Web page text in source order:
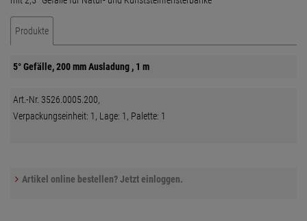
Produkte
5° Gefälle, 200 mm Ausladung , 1 m
Art.-Nr. 3526.0005.200,
Verpackungseinheit: 1, Lage: 1, Palette: 1
Artikel online bestellen? Jetzt einloggen.